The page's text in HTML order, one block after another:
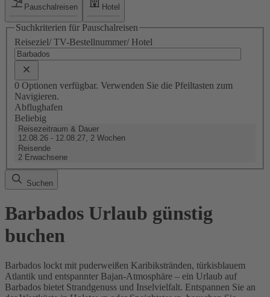
Pauschalreisen Hotel
Suchkriterien für Pauschalreisen
Reiseziel/ TV-Bestellnummer/ Hotel
0 Optionen verfügbar. Verwenden Sie die Pfeiltasten zum
Navigieren.
Abflughafen
Beliebig
Reisezeitraum & Dauer
12.08.26 - 12.08.27, 2 Wochen
Reisende
2 Erwachsene
Suchen
Barbados Urlaub günstig
buchen
Barbados lockt mit puderweißen Karibikstränden, türkisblauem
Atlantik und entspannter Bajan-Atmosphäre – ein Urlaub auf
Barbados bietet Strandgenuss und Inselvielfalt. Entspannen Sie an